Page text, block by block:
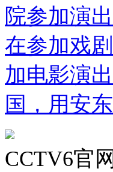
院参加演
在参加戏
加电影演
国，用安
CCTV6官